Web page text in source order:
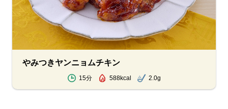
やみつきヤンニョムチキン
15分 588kcal 2.0g